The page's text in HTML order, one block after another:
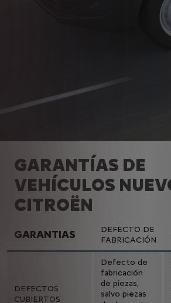
GARANTÍAS DE
VEHÍCULOS
CITROËN
DEFECTO DE
FABRICACIÓN
Defecto de
fabricación
de piezas,
salvo piezas
GARANTIAS
DEFECTOS
CUBIERTOS